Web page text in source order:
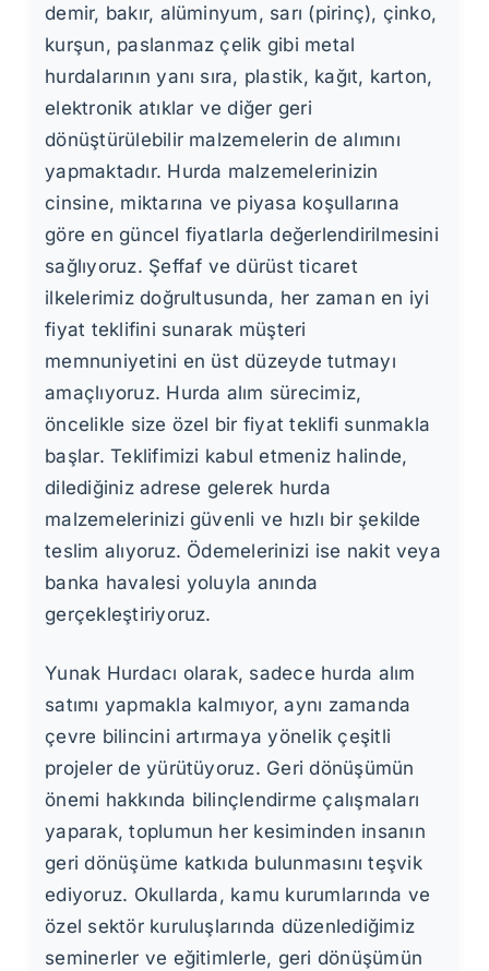
demir, bakır, alüminyum, sarı (pirinç), çinko,
kurşun, paslanmaz çelik gibi metal
hurdalarının yanı sıra, plastik, kağıt, karton,
elektronik atıklar ve diğer geri
dönüştürülebilir malzemelerin de alımını
yapmaktadır. Hurda malzemelerinizin
cinsine, miktarına ve piyasa koşullarına
göre en güncel fiyatlarla değerlendirilmesini
sağlıyoruz. Şeffaf ve dürüst ticaret
ilkelerimiz doğrultusunda, her zaman en iyi
fiyat teklifini sunarak müşteri
memnuniyetini en üst düzeyde tutmayı
amaçlıyoruz. Hurda alım sürecimiz,
öncelikle size özel bir fiyat teklifi sunmakla
başlar. Teklifimizi kabul etmeniz halinde,
dilediğiniz adrese gelerek hurda
malzemelerinizi güvenli ve hızlı bir şekilde
teslim alıyoruz. Ödemelerinizi ise nakit veya
banka havalesi yoluyla anında
gerçekleştiriyoruz.
Yunak Hurdacı olarak, sadece hurda alım
satımı yapmakla kalmıyor, aynı zamanda
çevre bilincini artırmaya yönelik çeşitli
projeler de yürütüyoruz. Geri dönüşümün
önemi hakkında bilinçlendirme çalışmaları
yaparak, toplumun her kesiminden insanın
geri dönüşüme katkıda bulunmasını teşvik
ediyoruz. Okullarda, kamu kurumlarında ve
özel sektör kuruluşlarında düzenlediğimiz
seminerler ve eğitimlerle, geri dönüşümün